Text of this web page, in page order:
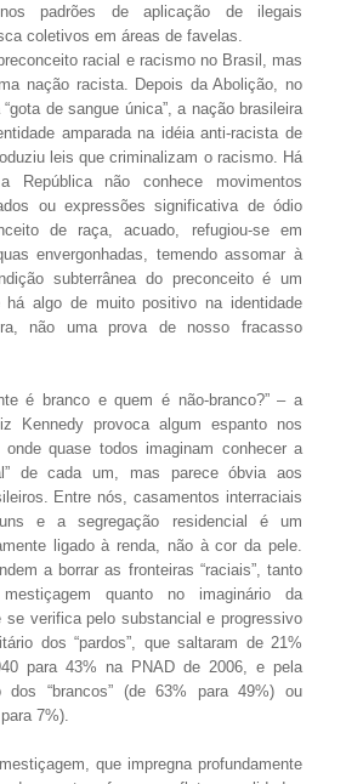
padrões de aplicação de ilegais
coletivos em áreas de favelas.
racial e racismo no Brasil, mas
nação racista. Depois da Abolição, no
de sangue única”, a nação brasileira
amparada na idéia anti-racista de
leis que criminalizam o racismo. Há
República não conhece movimentos
ou expressões significativa de ódio
de raça, acuado, refugiou-se em
envergonhadas, temendo assomar à
subterrânea do preconceito é um
há algo de muito positivo na identidade
não uma prova de nosso fracasso
é branco e quem é não-branco?” – a
Kennedy provoca algum espanto nos
onde quase todos imaginam conhecer a
de cada um, mas parece óbvia aos
Entre nós, casamentos interraciais
e a segregação residencial é um
ligado à renda, não à cor da pele.
a borrar as fronteiras “raciais”, tanto
quanto no imaginário da
se verifica pelo substancial e progressivo
dos “pardos”, que saltaram de 21%
para 43% na PNAD de 2006, e pela
dos “brancos” (de 63% para 49%) ou
7%).
que impregna profundamente